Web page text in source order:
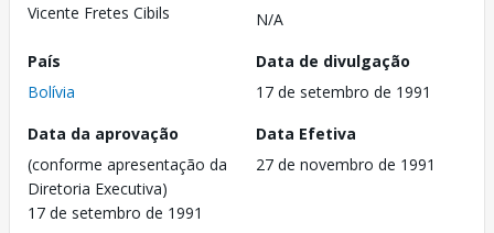
Vicente Fretes Cibils
N/A
País
Bolívia
Data de divulgação
17 de setembro de 1991
Data da aprovação
(conforme apresentação da
Diretoria Executiva)
17 de setembro de 1991
Data Efetiva
27 de novembro de 1991